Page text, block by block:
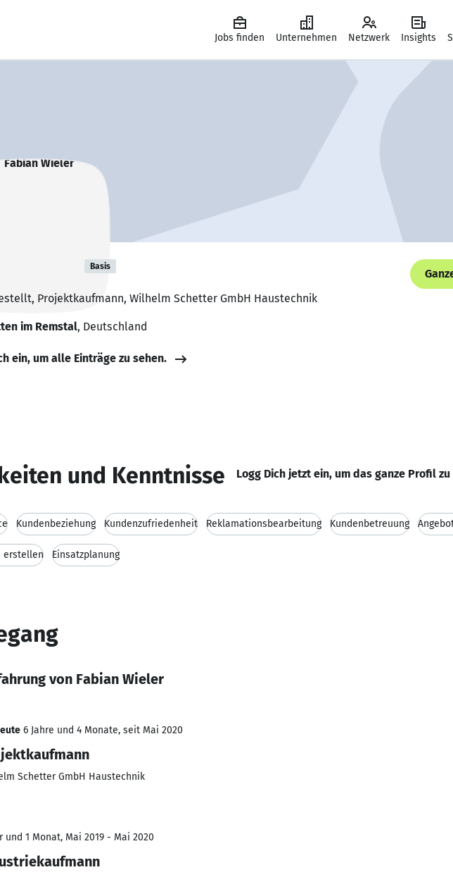
Jobs finden Unternehmen Netzwerk Insights
Wieler Basis
Projektkaufmann, Wilhelm Schetter GmbH Haustechnik
im Remstal, Deutschland
ein, um alle Einträge zu sehen.
und Kenntnisse Logg Dich jetzt ein, um das ganze Profil zu
Kundenbeziehung Kundenzufriedenheit Reklamationsbearbeitung Kundenbetreuung
erstellen Einsatzplanung
von Fabian Wieler
6 Jahre und 4 Monate, seit Mai 2020
Schetter GmbH Haustechnik
und 1 Monat, Mai 2019 - Mai 2020